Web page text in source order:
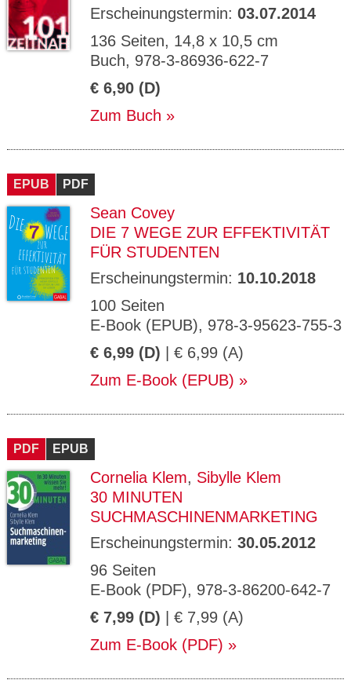
Erscheinungstermin: 03.07.2014
136 Seiten, 14,8 x 10,5 cm
Buch, 978-3-86936-622-7
€ 6,90 (D)
Zum Buch
EPUB PDF
Sean Covey
DIE 7 WEGE ZUR EFFEKTIVITÄT
FÜR STUDENTEN
Erscheinungstermin: 10.10.2018
100 Seiten
E-Book (EPUB), 978-3-95623-755-3
€ 6,99 (D) | € 6,99 (A)
Zum E-Book (EPUB)
PDF EPUB
Cornelia Klem, Sibylle Klem
30 MINUTEN
SUCHMASCHINENMARKETING
Erscheinungstermin: 30.05.2012
96 Seiten
E-Book (PDF), 978-3-86200-642-7
€ 7,99 (D) | € 7,99 (A)
Zum E-Book (PDF)